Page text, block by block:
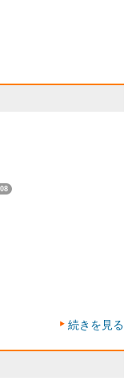
続きを見る